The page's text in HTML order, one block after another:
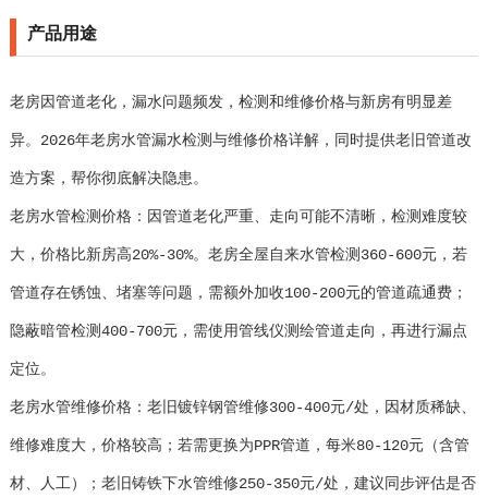
产品用途
老房因管道老化，漏水问题频发，检测和维修价格与新房有明显差
异。2026年老房水管漏水检测与维修价格详解，同时提供老旧管道改
造方案，帮你彻底解决隐患。
老房水管检测价格：因管道老化严重、走向可能不清晰，检测难度较
大，价格比新房高20%-30%。老房全屋自来水管检测360-600元，若
管道存在锈蚀、堵塞等问题，需额外加收100-200元的管道疏通费；
隐蔽暗管检测400-700元，需使用管线仪测绘管道走向，再进行漏点
定位。
老房水管维修价格：老旧镀锌钢管维修300-400元/处，因材质稀缺、
维修难度大，价格较高；若需更换为PPR管道，每米80-120元（含管
材、人工）；老旧铸铁下水管维修250-350元/处，建议同步评估是否